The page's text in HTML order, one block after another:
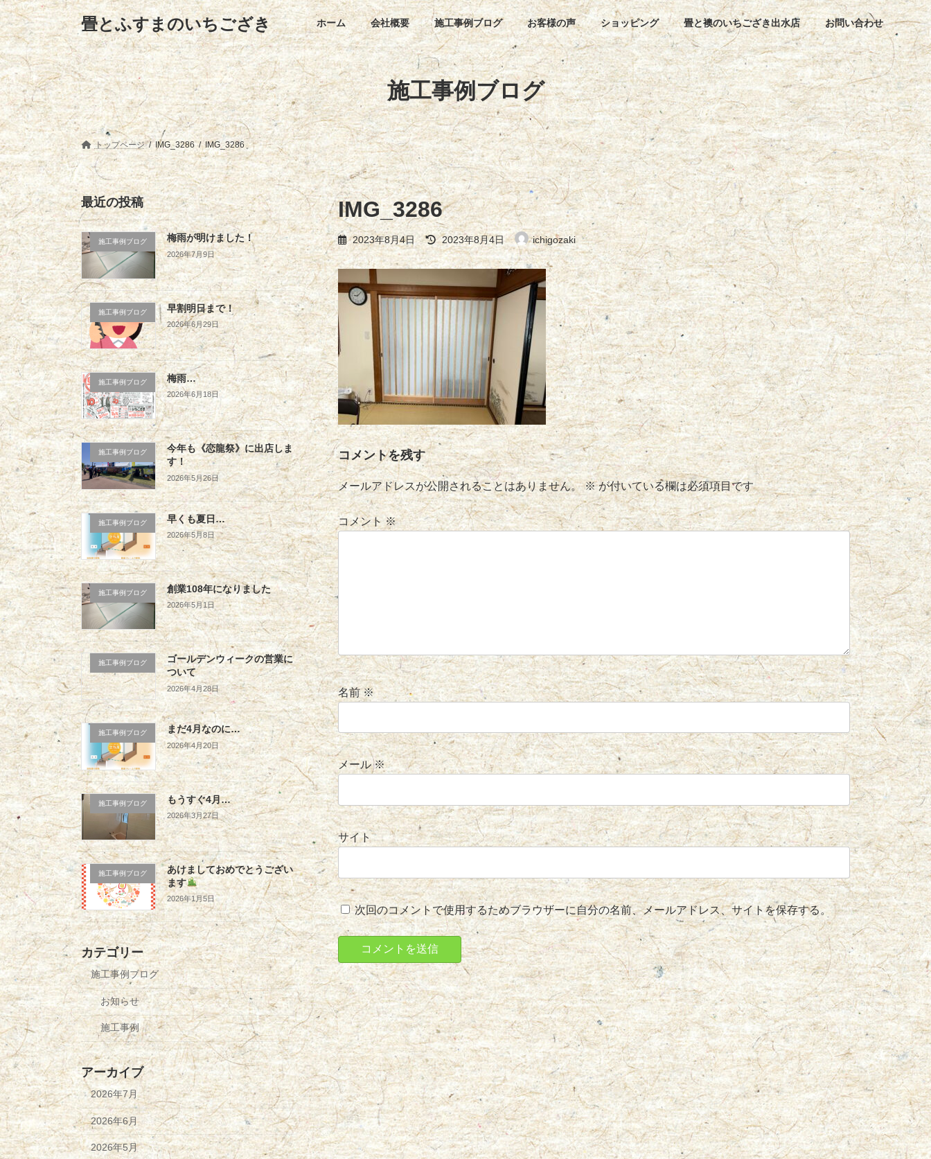
コ
ン
テ
ン
ツ
へ
ス
キ
ッ
プ
ナ
ビ
ゲ
ー
シ
ョ
ン
に
移
動
畳とふすまのいちござき ホーム 会社概要 施工事例ブログ お客様の声 ショッピング 畳と襖のいちござき出水店 お問い合わせ
施工事例ブログ
トップページ IMG_3286 IMG_3286
IMG_3286
2023年8月4日
最
終
更
新
日
時
2023年8月4日 ichigozaki
コメントを残す
メールアドレスが公開されることはありません。 ※が付いている欄は必須項目です
コメント※
名前※
メール※
サイト
次回のコメントで使用するためブラウザーに自分の名前、メールアドレス、サイトを保存する。
最近の投稿
施工事例ブログ 梅雨が明けました！
2026年7月9日
施工事例ブログ 早割明日まで！
2026年6月29日
施工事例ブログ 梅雨…
2026年6月18日
施工事例ブログ
今年も《恋龍祭》に出店しま
す！
2026年5月26日
施工事例ブログ 早くも夏日…
2026年5月8日
施工事例ブログ 創業108年になりました
2026年5月1日
施工事例ブログ
ゴールデンウィークの営業に
ついて
2026年4月28日
施工事例ブログ まだ4月なのに…
2026年4月20日
施工事例ブログ もうすぐ4月…
2026年3月27日
施工事例ブログ
あけましておめでとうござい
ます
2026年1月5日
カテゴリー
施工事例ブログ
お知らせ
施工事例
アーカイブ
2026年7月
2026年6月
2026年5月